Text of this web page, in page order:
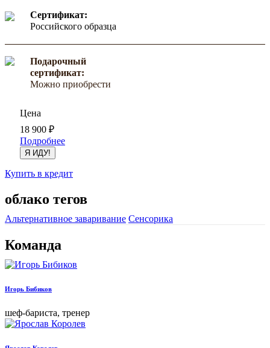
Сертификат:
Российского образца
Подарочный
сертификат:
Можно приобрести
Цена
18 900 ₽
Подробнее
Я ИДУ!
Купить в кредит
облако тегов
Альтернативное заваривание Сенсорика
Команда
Игорь Бибиков
шеф-бариста, тренер